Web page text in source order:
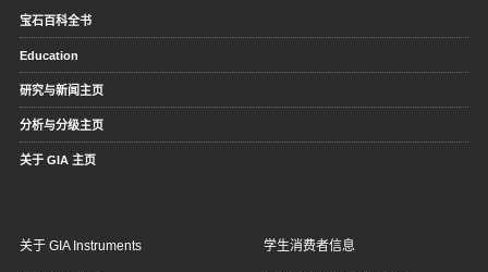
宝石百科全书
Education
研究与新闻主页
分析与分级主页
关于 GIA 主页
关于 GIA Instruments 学生消费者信息